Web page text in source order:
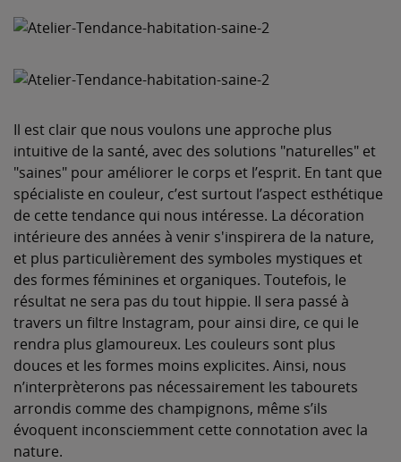
Il est clair que nous voulons une approche plus
intuitive de la santé, avec des solutions "naturelles" et
"saines" pour améliorer le corps et l’esprit. En tant que
spécialiste en couleur, c’est surtout l’aspect esthétique
de cette tendance qui nous intéresse. La décoration
intérieure des années à venir s'inspirera de la nature,
et plus particulièrement des symboles mystiques et
des formes féminines et organiques. Toutefois, le
résultat ne sera pas du tout hippie. Il sera passé à
travers un filtre Instagram, pour ainsi dire, ce qui le
rendra plus glamoureux. Les couleurs sont plus
douces et les formes moins explicites. Ainsi, nous
n’interprèterons pas nécessairement les tabourets
arrondis comme des champignons, même s’ils
évoquent inconsciemment cette connotation avec la
nature.